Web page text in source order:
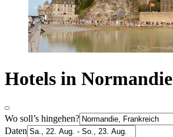
Hotels in Normandie
Wo soll’s hingehen?
Daten